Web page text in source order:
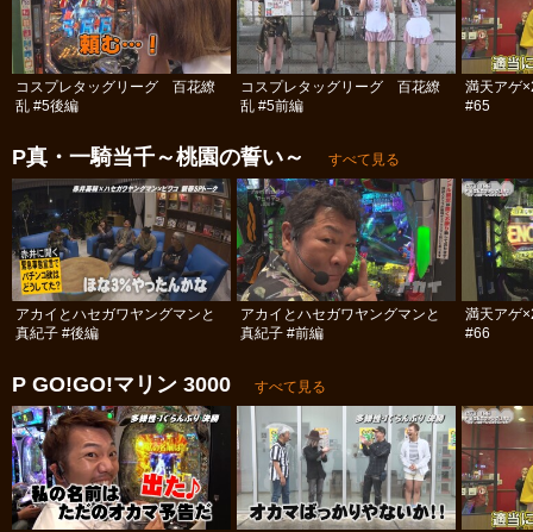
コスプレタッグリーグ 百花繚
乱 #5後編
コスプレタッグリーグ 百花繚
乱 #5前編
満天アゲ
#65
P真・一騎当千～桃園の誓い～ すべて見る
アカイとハセガワヤングマンと
真紀子 #後編
アカイとハセガワヤングマンと
真紀子 #前編
満天アゲ
#66
P GO!GO!マリン 3000 すべて見る